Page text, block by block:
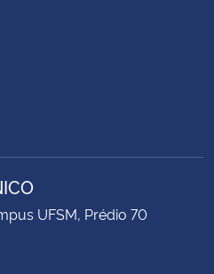
UFSM, Prédio 70